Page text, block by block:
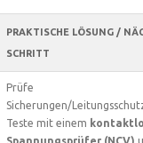
PRAKTISCHE LÖSUNG /
SCHRITT
Prüfe
Sicherungen/
Teste mit einem